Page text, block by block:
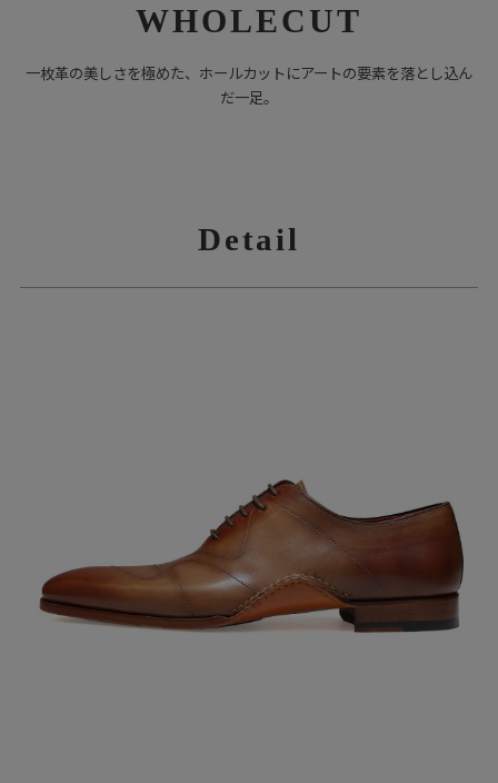
WHOLECUT
一枚革の美しさを極めた、ホールカットにアートの要素を落とし込ん
だ一足。
Detail